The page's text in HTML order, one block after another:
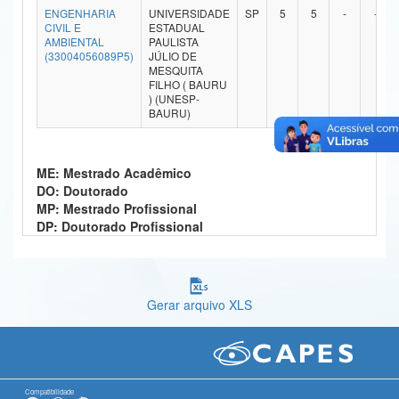
Ministério da Ciência, Tecnologia, Inovações e Comunicações
Ministério do Meio Ambiente
Ministério do Desenvolvimento Regional
Ministério da Mulher, da Família e dos Direitos Humanos
Secretaria-Geral
Gabinete de Segurança Institucional
Banco Central do Brasil
ENGENHARIA
CIVIL E
AMBIENTAL
(33004056089P5)
UNIVERSIDADE
ESTADUAL
PAULISTA
JÚLIO DE
MESQUITA
FILHO ( BAURU
) (UNESP-
BAURU)
SP 5 5 - -
ME: Mestrado Acadêmico
DO: Doutorado
MP: Mestrado Profissional
DP: Doutorado Profissional
Gerar arquivo XLS
Compatibilidade